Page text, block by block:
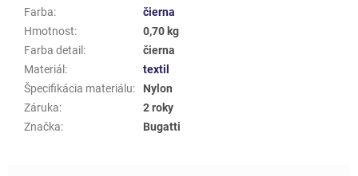
Farba:
čierna
Hmotnost:
0,70 kg
Farba detail :
čierna
Materiál :
textil
Špecifikácia materiálu:
Nylon
Záruka:
2 roky
Značka: Bugatti